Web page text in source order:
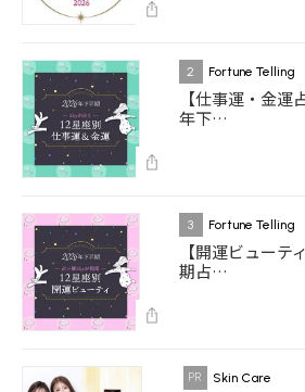
2 Fortune Telling
【仕事運・金
年下…
3 Fortune Telling
【開運ビュー
期占…
Skin Care